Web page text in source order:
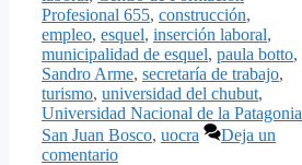
Profesional 655, construcción,
empleo, esquel, inserción laboral,
municipalidad de esquel, paula botto,
Sandro Arme, secretaría de trabajo,
turismo, universidad del chubut,
Universidad Nacional de la Patagonia
San Juan Bosco, uocra
Deja un
comentario